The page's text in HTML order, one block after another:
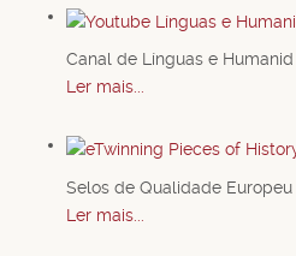
Canal de Línguas e Humanid
Ler mais...
Selos de Qualidade Europeu
Ler mais...